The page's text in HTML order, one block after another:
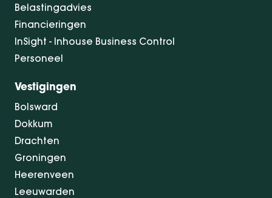
Belastingadvies
Financieringen
InSight - Inhouse Business Control
Personeel
Vestigingen
Bolsward
Dokkum
Drachten
Groningen
Heerenveen
Leeuwarden